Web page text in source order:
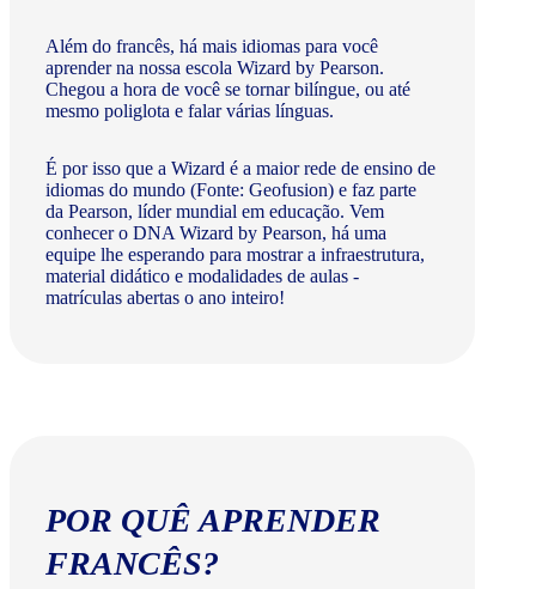
Além do francês, há mais idiomas para você
aprender na nossa escola Wizard by Pearson.
Chegou a hora de você se tornar bilíngue, ou até
mesmo poliglota e falar várias línguas.
É por isso que a Wizard é a maior rede de ensino de
idiomas do mundo (Fonte: Geofusion) e faz parte
da Pearson, líder mundial em educação. Vem
conhecer o DNA Wizard by Pearson, há uma
equipe lhe esperando para mostrar a infraestrutura,
material didático e modalidades de aulas -
matrículas abertas o ano inteiro!
POR QUÊ APRENDER
FRANCÊS?